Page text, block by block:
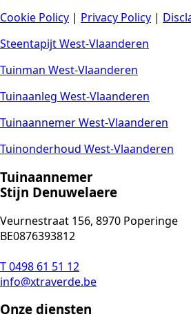
Cookie Policy | Privacy Policy |
Steentapijt West-Vlaanderen
Tuinman West-Vlaanderen
Tuinaanleg West-Vlaanderen
Tuinaannemer West-Vlaanderen
Tuinonderhoud West-Vlaanderen
Tuinaannemer
Stijn Denuwelaere
Veurnestraat 156, 8970 Poperinge
BE0876393812
T 0498 61 51 12
info@xtraverde.be
Onze diensten